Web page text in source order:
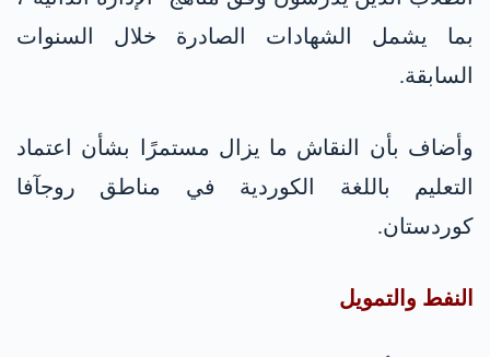
بما يشمل الشهادات الصادرة خلال السنوات
السابقة.
وأضاف بأن النقاش ما يزال مستمرًا بشأن اعتماد
التعليم باللغة الكوردية في مناطق روجآفا
كوردستان.
النفط والتمويل